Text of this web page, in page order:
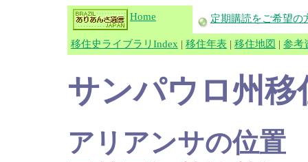
Home 定期購読をご希望の
移住史ライブラリIndex | 移住年表 | 移住地図 | 参考
サンパウロ州移
アリアンサの位置